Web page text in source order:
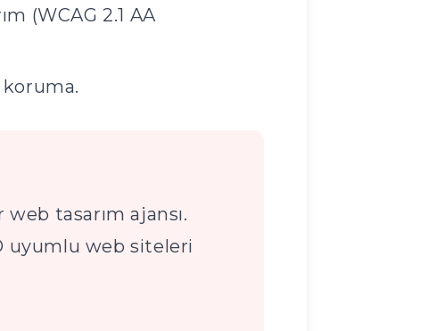
(WCAG 2.1 AA
koruma.
tasarım ajansı.
uyumlu web siteleri